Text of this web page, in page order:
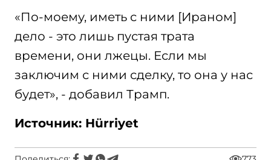
«По-моему, иметь с ними [Ираном]
дело - это лишь пустая трата
времени, они лжецы. Если мы
заключим с ними сделку, то она у нас
будет», - добавил Трамп.
Источник: Hürriyet